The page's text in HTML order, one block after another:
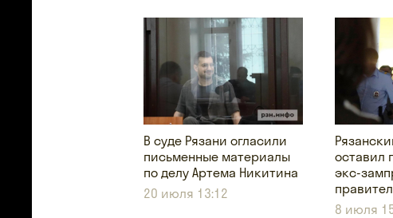
В суде Рязани огласили
письменные материалы
по делу Артема Никитина
20 июля 13:12
оставил
экс-
8 июля